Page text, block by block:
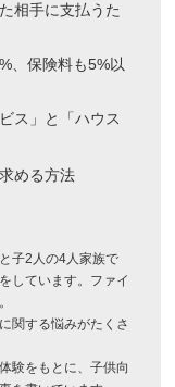
相手に支払うた
、保険料も5%以
ス」と「ハウス
める方法
子2人の4人家族で
しています。ファイ
関する悩みがたくさ
験をもとに、子供向